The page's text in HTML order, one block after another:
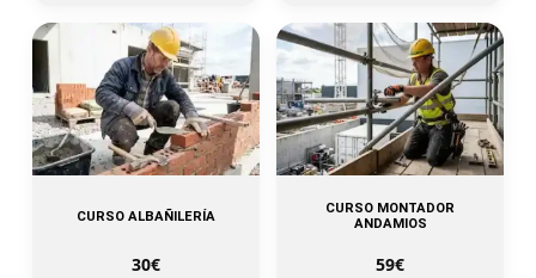
CURSO ALBAÑILERÍA
30€
CURSO MONTADOR
ANDAMIOS
59€